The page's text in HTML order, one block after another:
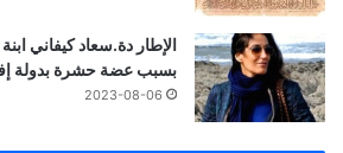
الإطار دة.سعاد كيفاني
بسبب عضة حشرة بدولة
2023-08-06